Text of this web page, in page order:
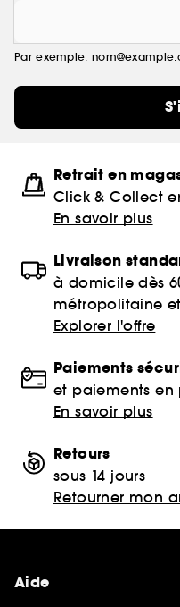
Par exemple:
Retrait en
Click & Collect
En savoir plus
Livraison
à domicile dès
métropolitaine
Explorer l'offre
Paiements
et paiements en
En savoir plus
Retours
sous 14 jours
Retourner mon
Aide